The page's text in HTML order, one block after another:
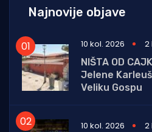
Najnovije objave
10 kol. 2026
2
NIŠTA OD
Jelene
Veliku Gospu
10 kol. 2026
2